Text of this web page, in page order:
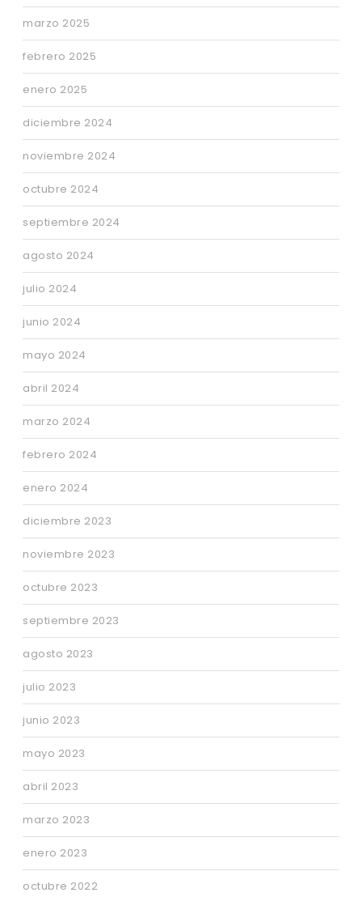
marzo 2025
febrero 2025
enero 2025
diciembre 2024
noviembre 2024
octubre 2024
septiembre 2024
agosto 2024
julio 2024
junio 2024
mayo 2024
abril 2024
marzo 2024
febrero 2024
enero 2024
diciembre 2023
noviembre 2023
octubre 2023
septiembre 2023
agosto 2023
julio 2023
junio 2023
mayo 2023
abril 2023
marzo 2023
enero 2023
octubre 2022